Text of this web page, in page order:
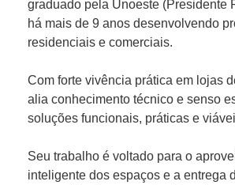
graduado pela Unoeste (Presidente
há mais de 9 anos desenvolvendo
residenciais e comerciais.
Com forte vivência prática em lojas
alia conhecimento técnico e senso
soluções funcionais, práticas e
Seu trabalho é voltado para o
inteligente dos espaços e a entrega